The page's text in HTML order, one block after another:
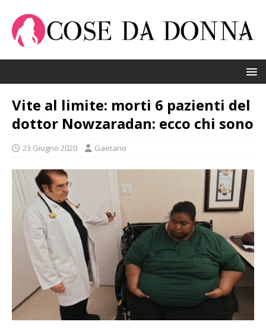
Vite al limite: morti 6 pazienti del
dottor Nowzaradan: ecco chi sono
23 Giugno 2020 Gaetano